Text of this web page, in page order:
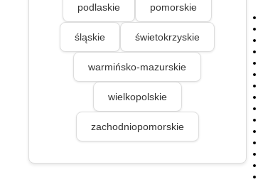
podlaskie pomorskie
śląskie świetokrzyskie
warmińsko-mazurskie
wielkopolskie
zachodniopomorskie